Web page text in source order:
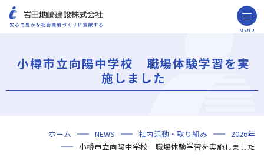
MENU
ごあいさつ
ミッション・ビジョン・社訓
会社概要
組織図
役員一覧
沿革
岩田地崎の歴史
事業所一覧
関連会社
プレスリリース
財務情報
岩田地崎建設のCM
3分でわかる岩田地崎建設
年代から探す
地域別で探す
用途区分から探す
GISマップシステム
Niseko Project
プロジェクトレポート
技術・ソリューション
ソリューション
小樽市立向陽中学校 職場体験学習を実
施しました
ホーム NEWS 社内活動・取り組み
2026年
小樽市立向陽中学校 職場体験学習を実施しました